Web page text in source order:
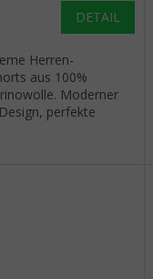
DETAIL
Herren-
aus 100%
Moderner
perfekte